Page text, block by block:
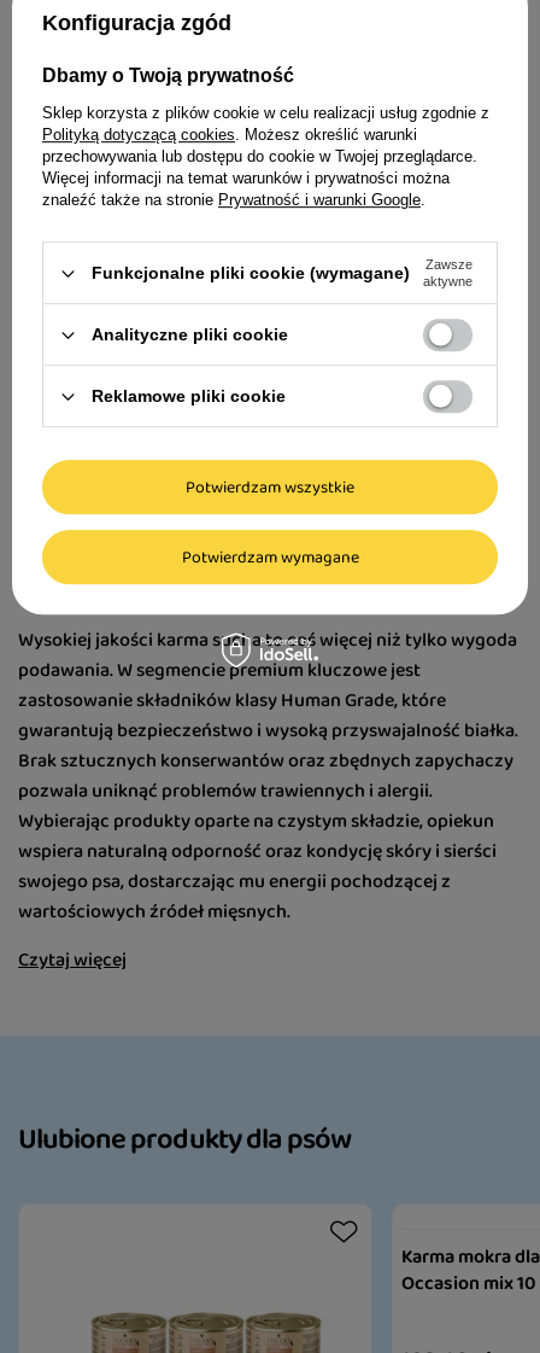
Grandorf Gastrointestinal
weterynaryjna dla psów z
indykiem 1 kg
79,00 zł
Grandorf Gastrointestinal
Sucha karma weterynaryjna
dla psów z indykiem 1 kg
79,00 zł
Sucha karma – jakie ma najważniejsze
zalety?
Wysokiej jakości karma sucha to coś więcej niż tylko wygoda
podawania. W segmencie premium kluczowe jest
zastosowanie składników klasy Human Grade, które
gwarantują bezpieczeństwo i wysoką przyswajalność białka.
Brak sztucznych konserwantów oraz zbędnych zapychaczy
pozwala uniknąć problemów trawiennych i alergii.
Wybierając produkty oparte na czystym składzie, opiekun
wspiera naturalną odporność oraz kondycję skóry i sierści
swojego psa, dostarczając mu energii pochodzącej z
wartościowych źródeł mięsnych.
Czytaj więcej
Ulubione produkty dla psów
Karma mokra
Occasion mix
Konfiguracja zgód
Dbamy o Twoją prywatność
Sklep korzysta z plików cookie w celu realizacji usług zgodnie z
Polityką dotyczącą cookies. Możesz określić warunki
przechowywania lub dostępu do cookie w Twojej przeglądarce.
Więcej informacji na temat warunków i prywatności można
znaleźć także na stronie Prywatność i warunki Google.
Funkcjonalne pliki cookie (wymagane)
Zawsze
aktywne
Analityczne pliki cookie
Reklamowe pliki cookie
Potwierdzam wymagane
Potwierdzam wszystkie